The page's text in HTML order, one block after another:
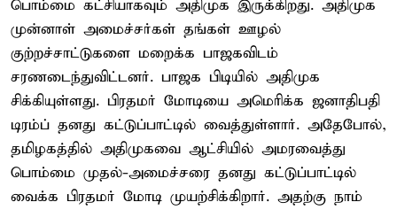
பொம்மை கட்சியாகவும் அதிமுக இருக்கிறது. அதிமுக
முன்னாள் அமைச்சர்கள் தங்கள் ஊழல்
குற்றச்சாட்டுகளை மறைக்க பாஜகவிடம்
சரணடைந்துவிட்டனர். பாஜக பிடியில் அதிமுக
சிக்கியுள்ளது. பிரதமர் மோடியை அமெரிக்க ஜனாதிபதி
டிரம்ப் தனது கட்டுப்பாட்டில் வைத்துள்ளார். அதேபோல்,
தமிழகத்தில் அதிமுகவை ஆட்சியில் அமரவைத்து
பொம்மை முதல்-அமைச்சரை தனது கட்டுப்பாட்டில்
வைக்க பிரதமர் மோடி முயற்சிக்கிறார். அதற்கு நாம்